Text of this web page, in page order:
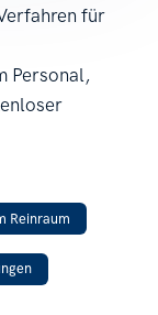
für
Personal,
Reinraum